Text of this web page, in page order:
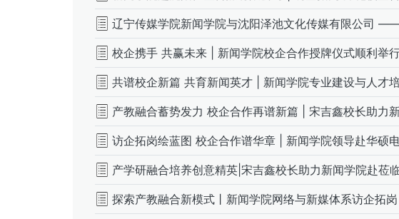
辽宁传媒学院新闻学院与沈阳泽池文化传媒有限公司
校企携手 共赢未来 | 新闻学院校企合作授牌仪式顺利举
共谱校企新篇 共育新闻英才 | 新闻学院专业建设与人才
产教融合蓄势发力 校企合作再谱新篇 | 宋吉鑫校长助力
访企拓岗绘蓝图 校企合作谱华章 | 新闻学院领导赴华硕
产学研融合培养创意精英|宋吉鑫校长助力新闻学院赴莅
探索产教融合新模式丨新闻学院网络与新媒体系访企拓岗